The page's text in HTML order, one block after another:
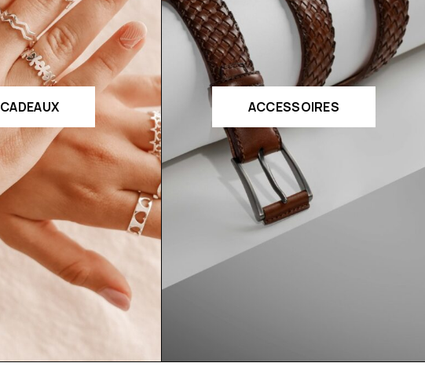
CADEAUX ACCESSOIRES